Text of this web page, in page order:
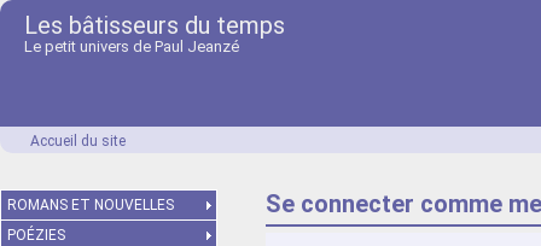
Les bâtisseurs du temps
Le petit univers de Paul Jeanzé
Accueil du site
Se connecter comme
ROMANS ET NOUVELLES
POÉZIES